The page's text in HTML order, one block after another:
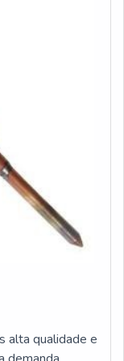
final,
realizadas as
a uma
e
experiência
alta qualidade e